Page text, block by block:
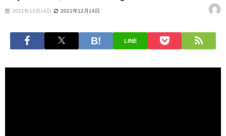
2021年12月14日 2021年12月14日
LINE